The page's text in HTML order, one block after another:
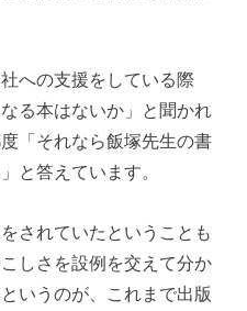
への支援をしている際
る本はないか」と聞かれ
「それなら飯塚先生の書
と答えています。
されていたということも
しさを設例を交えて分か
いうのが、これまで出版